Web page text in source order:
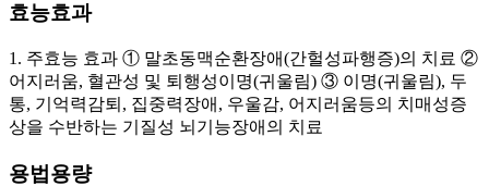
효능효과
1. 주효능 효과 ① 말초동맥순환장애(간헐성파행증)의 치료 ②
어지러움, 혈관성 및 퇴행성이명(귀울림) ③ 이명(귀울림), 두
통, 기억력감퇴, 집중력장애, 우울감, 어지러움등의 치매성증
상을 수반하는 기질성 뇌기능장애의 치료
용법용량